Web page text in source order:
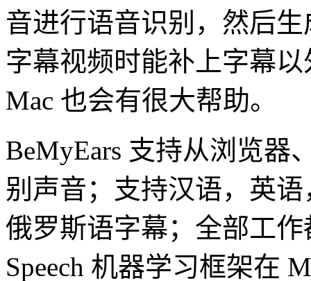
音进行语音识别，然后
字幕视频时能补上字幕
Mac 也会有很大帮助。
BeMyEars 支持从浏览器
别声音；支持汉语，英
俄罗斯语字幕；全部工
Speech 机器学习框架在